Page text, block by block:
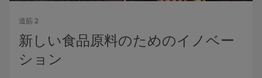
道筋 2
新しい食品原料のためのイノベー
ション